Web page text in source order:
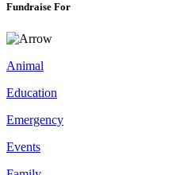
Fundraise For
Animal
Education
Emergency
Events